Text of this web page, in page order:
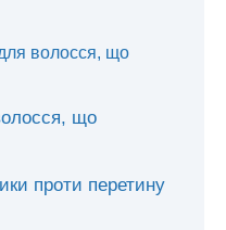
волосся, що
що
проти перетину